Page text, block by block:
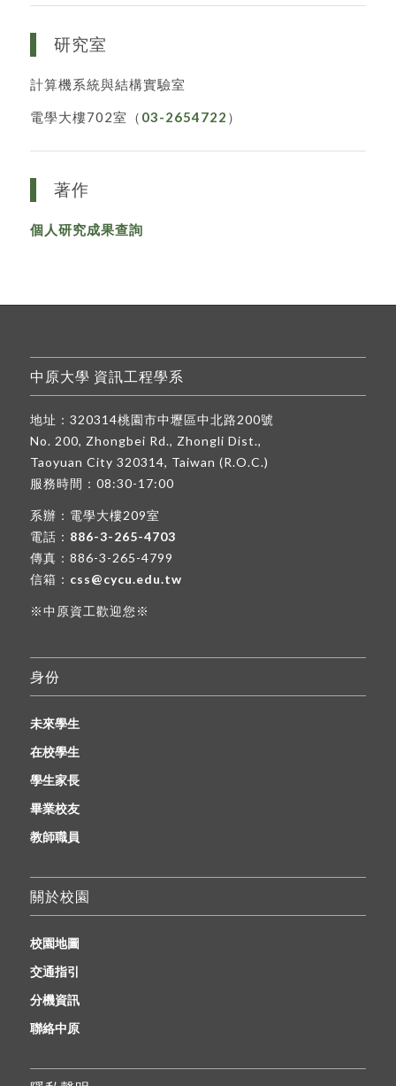
研究室
計算機系統與結構實驗室
電學大樓702室（ 03-2654722 ）
著作
個人研究成果查詢
中原大學 資訊工程學系
地址：320314桃園市中壢區中北路200號
No. 200, Zhongbei Rd., Zhongli Dist.,
Taoyuan City 320314, Taiwan (R.O.C.)
服務時間：08:30-17:00
系辦：電學大樓209室
電話： 886-3-265-4703
傳真：886-3-265-4799
信箱： css@cycu.edu.tw
※中原資工歡迎您※
身份
未來學生
在校學生
學生家長
畢業校友
教師職員
關於校園
校園地圖
交通指引
分機資訊
聯絡中原